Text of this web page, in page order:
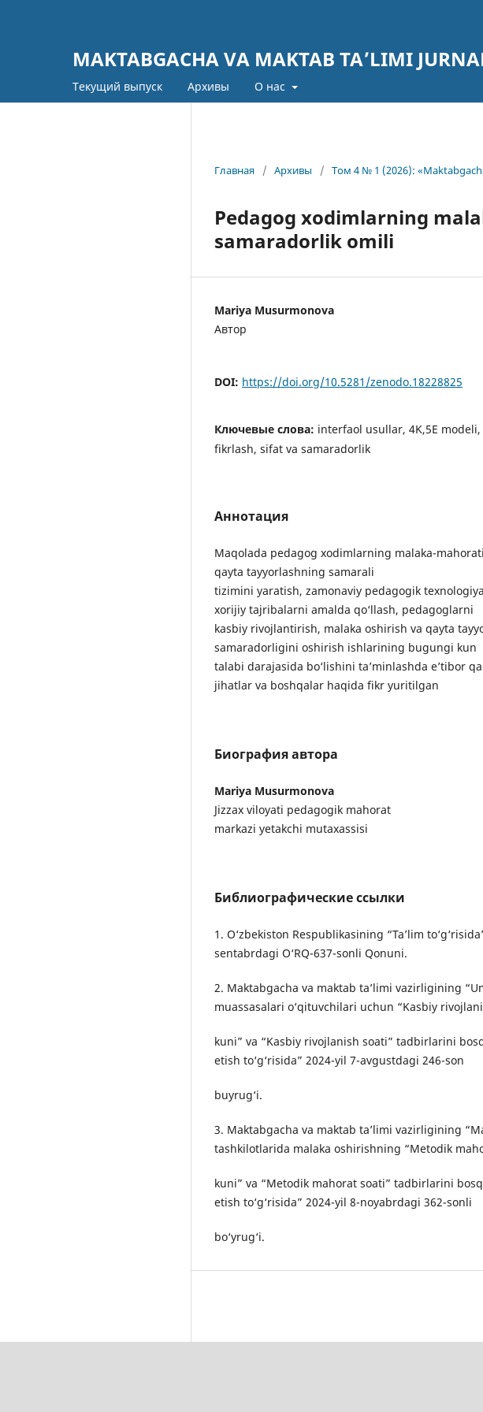
MAKTABGACHA VA MAKTAB TA’LIMI
Текущий выпуск Архивы О нас
Главная / Архивы / Том 4 № 1 (2026):
Pedagog xodimlarning
samaradorlik omili
Mariya Musurmonova
Автор
DOI: https://doi.org/10.5281/zenodo.18228825
Ключевые слова: interfaol usullar, 4K,5E
fikrlash, sifat va samaradorlik
Аннотация
Maqolada pedagog xodimlarning malaka-
qayta tayyorlashning samarali
tizimini yaratish, zamonaviy pedagogik
xorijiy tajribalarni amalda qo‘llash, pedagoglarni
kasbiy rivojlantirish, malaka oshirish va qayta
samaradorligini oshirish ishlarining bugungi kun
talabi darajasida bo‘lishini ta’minlashda e’tibor
jihatlar va boshqalar haqida fikr yuritilgan
Биография автора
Mariya Musurmonova
Jizzax viloyati pedagogik mahorat
markazi yetakchi mutaxassisi
Библиографические ссылки
1. O‘zbekiston Respublikasining “Ta’lim
sentabrdagi O‘RQ-637-sonli Qonuni.
2. Maktabgacha va maktab ta’limi vazirligining
muassasalari o‘qituvchilari uchun “Kasbiy
kuni” va “Kasbiy rivojlanish soati” tadbirlarini
etish to‘g‘risida” 2024-yil 7-avgustdagi 246-son
buyrug‘i.
3. Maktabgacha va maktab ta’limi vazirligining
tashkilotlarida malaka oshirishning “Metodik
kuni” va “Metodik mahorat soati” tadbirlarini
etish to‘g‘risida” 2024-yil 8-noyabrdagi 362-sonli
bo‘yrug‘i.